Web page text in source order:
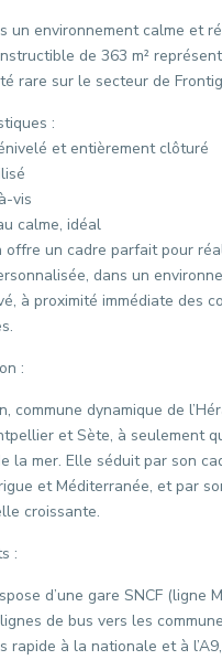
un environnement calme et
de 363 m²
rare sur le secteur de
:
et entièrement clôturé
vis
calme, idéal
offre un cadre parfait pour
dans un
à proximité immédiate des
:
commune dynamique de
et Sète, à seulement
la mer. Elle séduit par son
et Méditerranée, et par
croissante.
:
d’une gare SNCF (ligne
de bus vers les
rapide à la nationale et à